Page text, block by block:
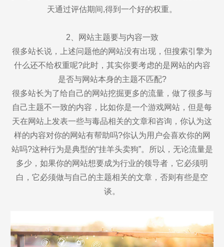
天通过评估期间,得到一个好的权重。
2、网站主题要与内容一致
很多站长说，上述问题他的网站没有出现，但搜索引擎为
什么还不给权重呢?此时，其实你要考虑的是网站的内容
是否与网站本身的主题不匹配?
很多站长为了给自己的网站挖掘更多的流量，做了很多与
自己主题不一致的内容，比如你是一个游戏网站，但是每
天在网站上发表一些与毒品相关的文章和咨询，你认为这
样的内容对你的网站有帮助吗?你认为用户会喜欢你的网
站吗?这种行为是典型的“挂羊头卖狗”。所以，无论流量是
多少，如果你的网站想要成为行业的领导者，它必须明
白，它必须做与自己的主题相关的文章，否则有些是空
谈。